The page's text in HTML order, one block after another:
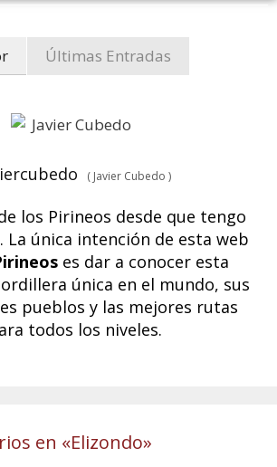
Últimas Entradas
( Javier Cubedo )
los Pirineos desde que tengo
La única intención de esta web
es dar a conocer esta
única en el mundo, sus
pueblos y las mejores rutas
todos los niveles.
en «Elizondo»